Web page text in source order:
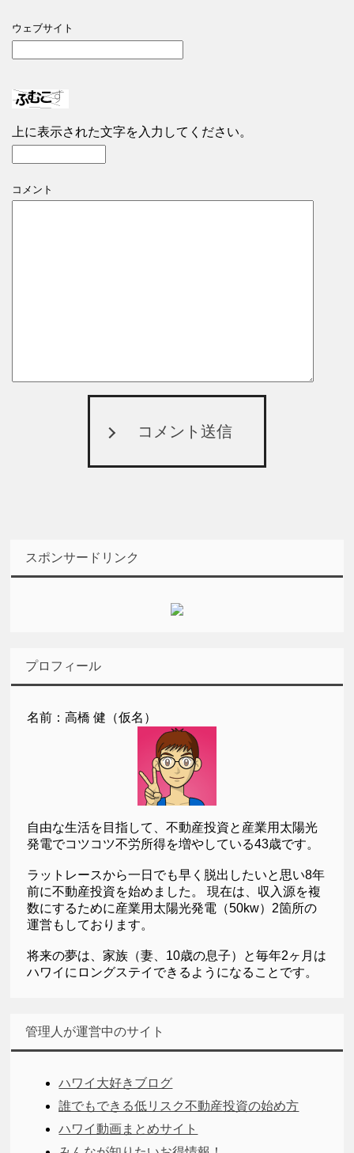
ウェブサイト
上に表示された文字を入力してください。
コメント
コメント送信
スポンサードリンク
プロフィール
名前：高橋 健（仮名）
自由な生活を目指して、不動産投資と産業用太陽光
発電でコツコツ不労所得を増やしている43歳です。
ラットレースから一日でも早く脱出したいと思い8年
前に不動産投資を始めました。 現在は、収入源を複
数にするために産業用太陽光発電（50kw）2箇所の
運営もしております。
将来の夢は、家族（妻、10歳の息子）と毎年2ヶ月は
ハワイにロングステイできるようになることです。
管理人が運営中のサイト
ハワイ大好きブログ
誰でもできる低リスク不動産投資の始め方
ハワイ動画まとめサイト